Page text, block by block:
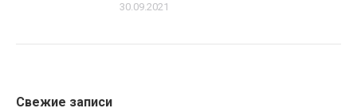
30.09.2021
Свежие записи